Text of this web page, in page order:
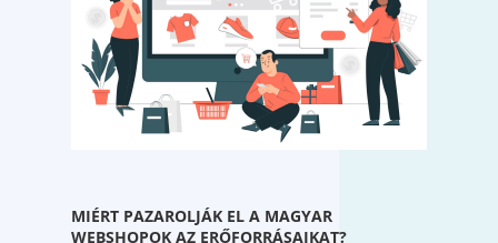
MIÉRT PAZAROLJÁK EL A MAGYAR
WEBSHOPOK AZ ERŐFORRÁSAIKAT?